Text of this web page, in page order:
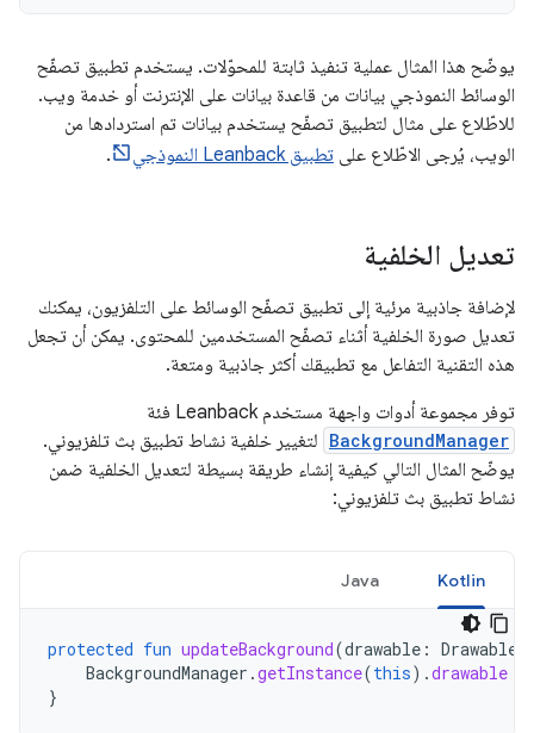
يوضّح هذا المثال عملية تنفيذ ثابتة للمحوّلات. يستخدم تطبيق تصفّح
الوسائط النموذجي بيانات من قاعدة بيانات على الإنترنت أو خدمة ويب.
للاطّلاع على مثال لتطبيق تصفّح يستخدم بيانات تم استردادها من
الويب، يُرجى الاطّلاع على تطبيق Leanback النموذجي .
تعديل الخلفية
لإضافة جاذبية مرئية إلى تطبيق تصفّح الوسائط على التلفزيون، يمكنك
تعديل صورة الخلفية أثناء تصفّح المستخدمين للمحتوى. يمكن أن تجعل
هذه التقنية التفاعل مع تطبيقك أكثر جاذبية ومتعة.
توفر مجموعة أدوات واجهة مستخدم Leanback فئة
BackgroundManager لتغيير خلفية نشاط تطبيق بث تلفزيوني.
يوضّح المثال التالي كيفية إنشاء طريقة بسيطة لتعديل الخلفية ضمن
نشاط تطبيق بث تلفزيوني:
Kotlin
Java
protected fun updateBackground(drawable : Drawable
BackgroundManager .getInstance(this).drawable
}